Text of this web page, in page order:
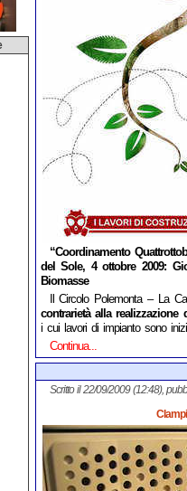
“Coordinamento
del Sole, 4 ottobre 2009:
Biomasse
Il Circolo Polemonta – La
contrarietà alla realizzazione
i cui lavori di impianto sono
Continua...
Scritto il 22/09/2009 (12:48),